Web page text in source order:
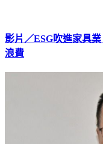
影片／ESG吹進家具
浪費